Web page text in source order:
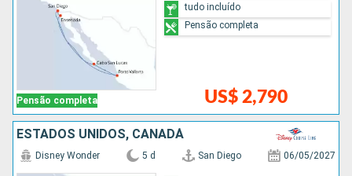
Pensão completa US$ 2,790
tudo incluído
Pensão completa
ESTADOS UNIDOS, CANADÁ
Disney Wonder 5 d San Diego 06/05/2027